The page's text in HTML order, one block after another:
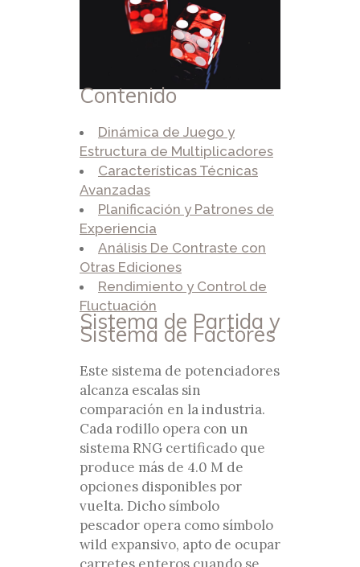
Contenido
Dinámica de Juego y
Estructura de Multiplicadores
Características Técnicas
Avanzadas
Planificación y Patrones de
Experiencia
Análisis De Contraste con
Otras Ediciones
Rendimiento y Control de
Fluctuación
Sistema de Partida y
Sistema de Factores
Este sistema de potenciadores
alcanza escalas sin
comparación en la industria.
Cada rodillo opera con un
sistema RNG certificado que
produce más de 4.0 M de
opciones disponibles por
vuelta. Dicho símbolo
pescador opera como símbolo
wild expansivo, apto de ocupar